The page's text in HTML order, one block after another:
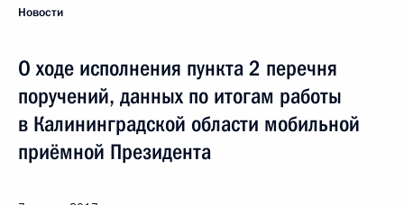
Новости
О ходе исполнения пункта 2 перечня
поручений, данных по итогам работы
в Калининградской области мобильной
приёмной Президента